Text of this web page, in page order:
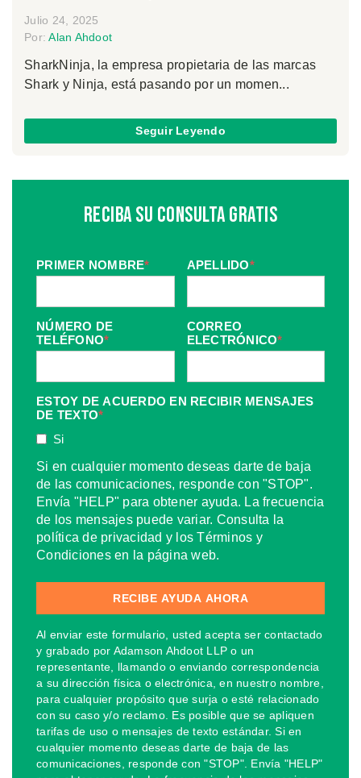
Julio 24, 2025
Por:Alan Ahdoot
SharkNinja, la empresa propietaria de las marcas
Shark y Ninja, está pasando por un momen...
Seguir Leyendo
Reciba Su Consulta Gratis
PRIMER NOMBRE* APELLIDO*
NÚMERO DE
TELÉFONO*
CORREO
ELECTRÓNICO*
ESTOY DE ACUERDO EN RECIBIR MENSAJES
DE TEXTO*
Si
Si en cualquier momento deseas darte de baja
de las comunicaciones, responde con "STOP".
Envía "HELP" para obtener ayuda. La frecuencia
de los mensajes puede variar. Consulta la
política de privacidad y los Términos y
Condiciones en la página web.
Al enviar este formulario, usted acepta ser contactado
y grabado por Adamson Ahdoot LLP o un
representante, llamando o enviando correspondencia
a su dirección física o electrónica, en nuestro nombre,
para cualquier propósito que surja o esté relacionado
con su caso y/o reclamo. Es posible que se apliquen
tarifas de uso o mensajes de texto estándar. Si en
cualquier momento deseas darte de baja de las
comunicaciones, responde con "STOP". Envía "HELP"